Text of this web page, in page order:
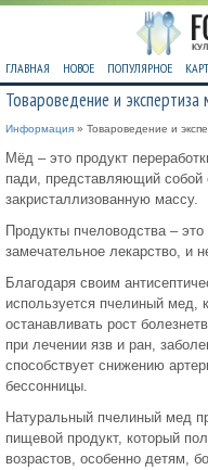
ГЛАВНАЯ НОВОЕ ПОПУЛЯРНОЕ
Товароведение и экспертиза
Информация » Товароведение и
Мёд – это продукт
пади, представляющий
закристаллизованную массу.
Продукты пчеловодства –
замечательное лекарство, и
Благодаря своим
используется пчелиный мед,
останавливать рост
при лечении язв и ран,
способствует снижению
бессонницы.
Натуральный пчелиный мед
пищевой продукт, который
возрастов, особенно детям,